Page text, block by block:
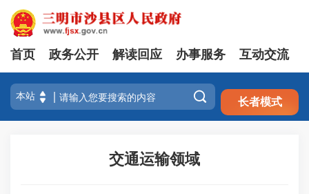
注册 登录
首页 政务公开 解读回应 办事服务 互动交流
 长者模式
交通运输领域